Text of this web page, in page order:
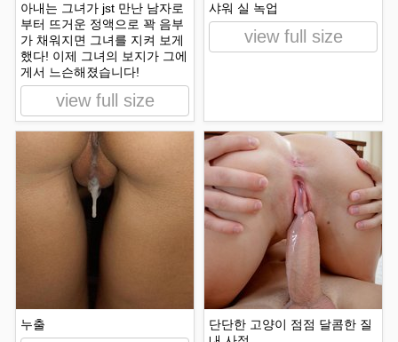
아내는 그녀가 jst 만난 남자로
부터 뜨거운 정액으로 꽉 음부
가 채워지면 그녀를 지켜 보게
했다! 이제 그녀의 보지가 그에
게서 느슨해졌습니다!
view full size
샤워 실 녹업
view full size
누출
단단한 고양이 점점 달콤한 질